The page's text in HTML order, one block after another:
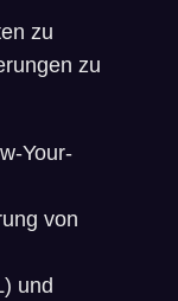
zu
zu
Your-
von
und